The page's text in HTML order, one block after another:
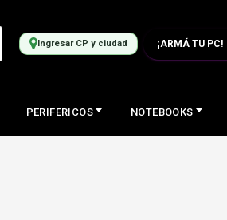
Ingresar CP y ciudad ¡ARMÁ TU PC!
PERIFERICOS NOTEBOOKS